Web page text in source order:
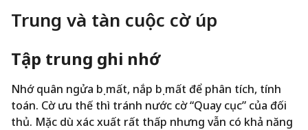
Trung và tàn cuộc cờ úp
Tập trung ghi nhớ
Nhớ quân ngửa bị mất, nắp bị mất để phân tích, tính
toán. Cờ ưu thế thì tránh nước cờ “Quay cục” của đối
thủ. Mặc dù xác xuất rất thấp nhưng vẫn có khả năng